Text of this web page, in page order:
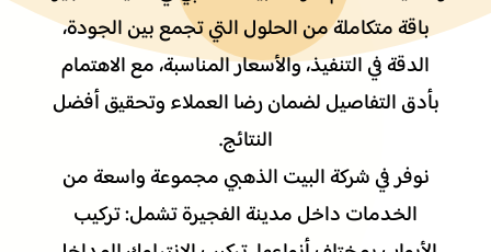
باقة متكاملة من الحلول التي تجمع بين الجودة،
الدقة في التنفيذ، والأسعار المناسبة، مع الاهتمام
بأدق التفاصيل لضمان رضا العملاء وتحقيق أفضل
النتائج.
نوفر في شركة البيت الذهبي مجموعة واسعة من
الخدمات داخل مدينة الفجيرة تشمل: تركيب